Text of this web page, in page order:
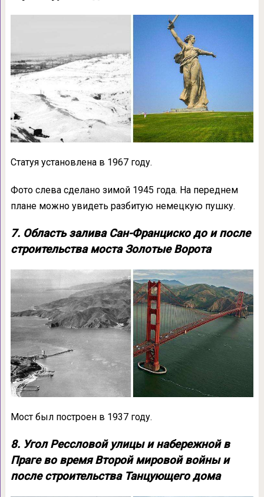
Статуя установлена в 1967 году.
Фото слева сделано зимой 1945 года. На переднем
плане можно увидеть разбитую немецкую пушку.
7. Область залива Сан-Франциско до и после
строительства моста Золотые Ворота
Мост был построен в 1937 году.
8. Угол Рессловой улицы и набережной в
Праге во время Второй мировой войны и
после строительства Танцующего дома